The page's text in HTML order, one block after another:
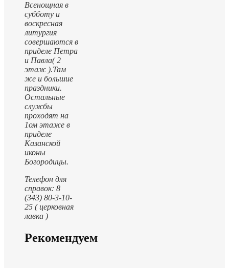
Всенощная в
субботу и
воскресная
литургия
совершаются в
приделе Петра
и Павла( 2
этаж ).Там
же и большие
праздники.
Остальные
службы
проходят на
1ом этаже в
приделе
Казанской
иконы
Богородицы.
Телефон для
справок: 8
(343) 80-3-10-
25 ( церковная
лавка )
Рекомендуем